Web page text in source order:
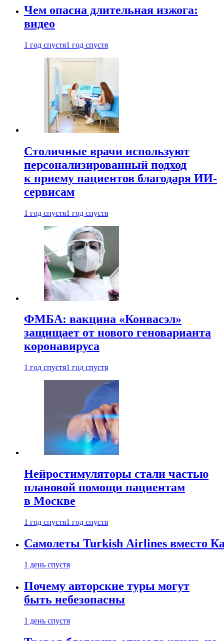
Чем опасна длительная изжога:
видео
1 год спустя1 год спустя
Столичные врачи используют
персонализированный подход
к приему пациентов благодаря ИИ-
сервисам
1 год спустя1 год спустя
ФМБА: вакцина «Конвасэл»
защищает от нового геноварианта
коронавируса
1 год спустя1 год спустя
Нейростимуляторы стали частью
плановой помощи пациентам
в Москве
1 год спустя1 год спустя
Самолеты Turkish Airlines вместо
1 день спустя
Почему авторские туры могут
быть небезопасны
1 день спустя